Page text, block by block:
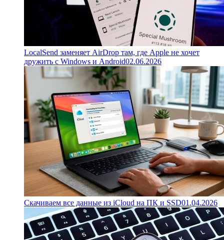
LocalSend заменяет AirDrop там, где Apple не хочет
дружить с Windows и Android02.06.2026
Скачиваем все данные из iCloud на ПК и SSD01.04.2026